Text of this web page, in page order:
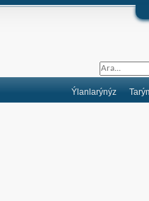
Ýlanlarýnýz